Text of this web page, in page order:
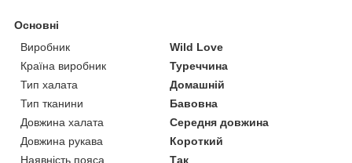
Основні
Виробник
Wild Love
Країна виробник
Туреччина
Тип халата
Домашній
Тип тканини
Бавовна
Довжина халата
Середня довжина
Довжина рукава
Короткий
Наявність пояса
Так